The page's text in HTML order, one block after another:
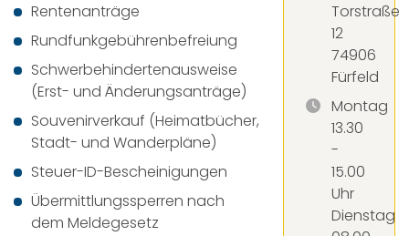
Rentenanträge
Rundfunkgebührenbefreiung
Schwerbehindertenausweise
(Erst- und Änderungsanträge)
Souvenirverkauf (Heimatbücher,
Stadt- und Wanderpläne)
Steuer-ID-Bescheinigungen
Übermittlungssperren nach
dem Meldegesetz
Torstraße
12
74906
Fürfeld
Montag
13.30
-
15.00
Uhr
Dienstag